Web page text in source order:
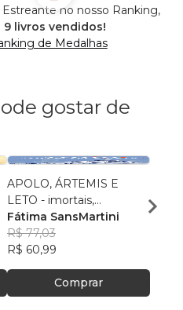
no nosso Ranking,
9 livros vendidos!
de Medalhas
gostar de
APOLO, ÁRTEMIS E
LETO - imortais,
encantadores e
implacáveis
Fátima SansMartini
R$ 77,03
R$ 60,99
Comprar
Dr.
dos
R$